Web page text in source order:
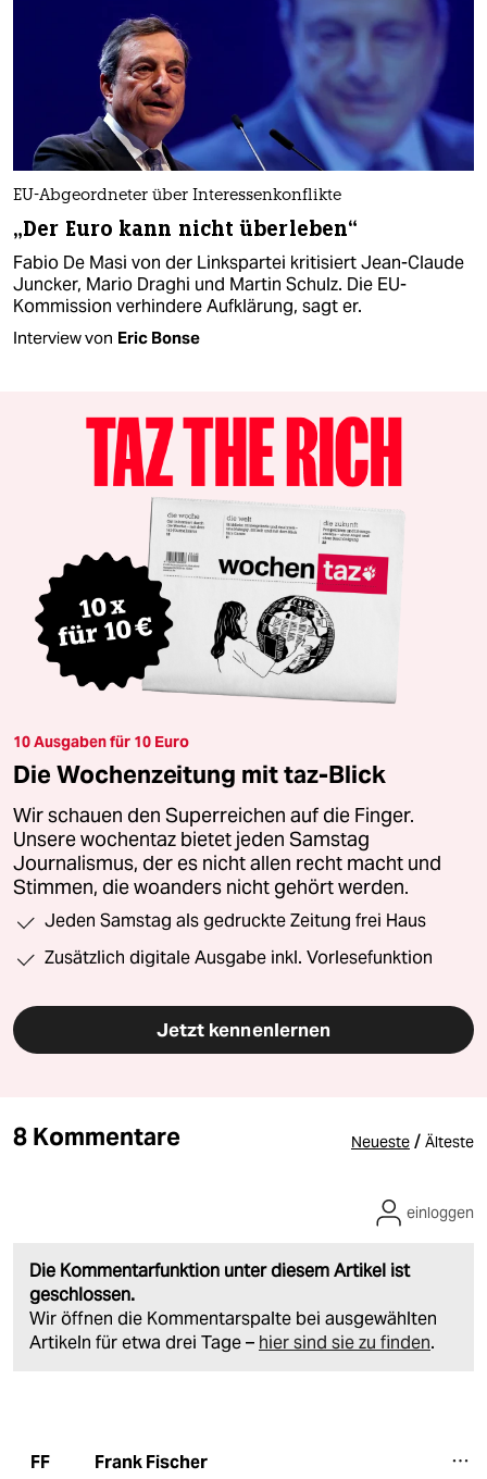
EU-Abgeordneter über Interessenkonflikte
„Der Euro kann nicht überleben“
Fabio De Masi von der Linkspartei kritisiert Jean-Claude
Juncker, Mario Draghi und Martin Schulz. Die EU-
Kommission verhindere Aufklärung, sagt er.
Interview von Eric Bonse
10 Ausgaben für 10 Euro
Die Wochenzeitung mit taz-Blick
Wir schauen den Superreichen auf die Finger.
Unsere wochentaz bietet jeden Samstag
Journalismus, der es nicht allen recht macht und
Stimmen, die woanders nicht gehört werden.
Jeden Samstag als gedruckte Zeitung frei Haus
Zusätzlich digitale Ausgabe inkl. Vorlesefunktion
Jetzt kennenlernen
8 Kommentare Neueste / Älteste
Die Kommentarfunktion unter diesem Artikel ist
geschlossen.
Wir öffnen die Kommentarspalte bei ausgewählten
Artikeln für etwa drei Tage – hier sind sie zu finden.
einloggen
FF Frank Fischer